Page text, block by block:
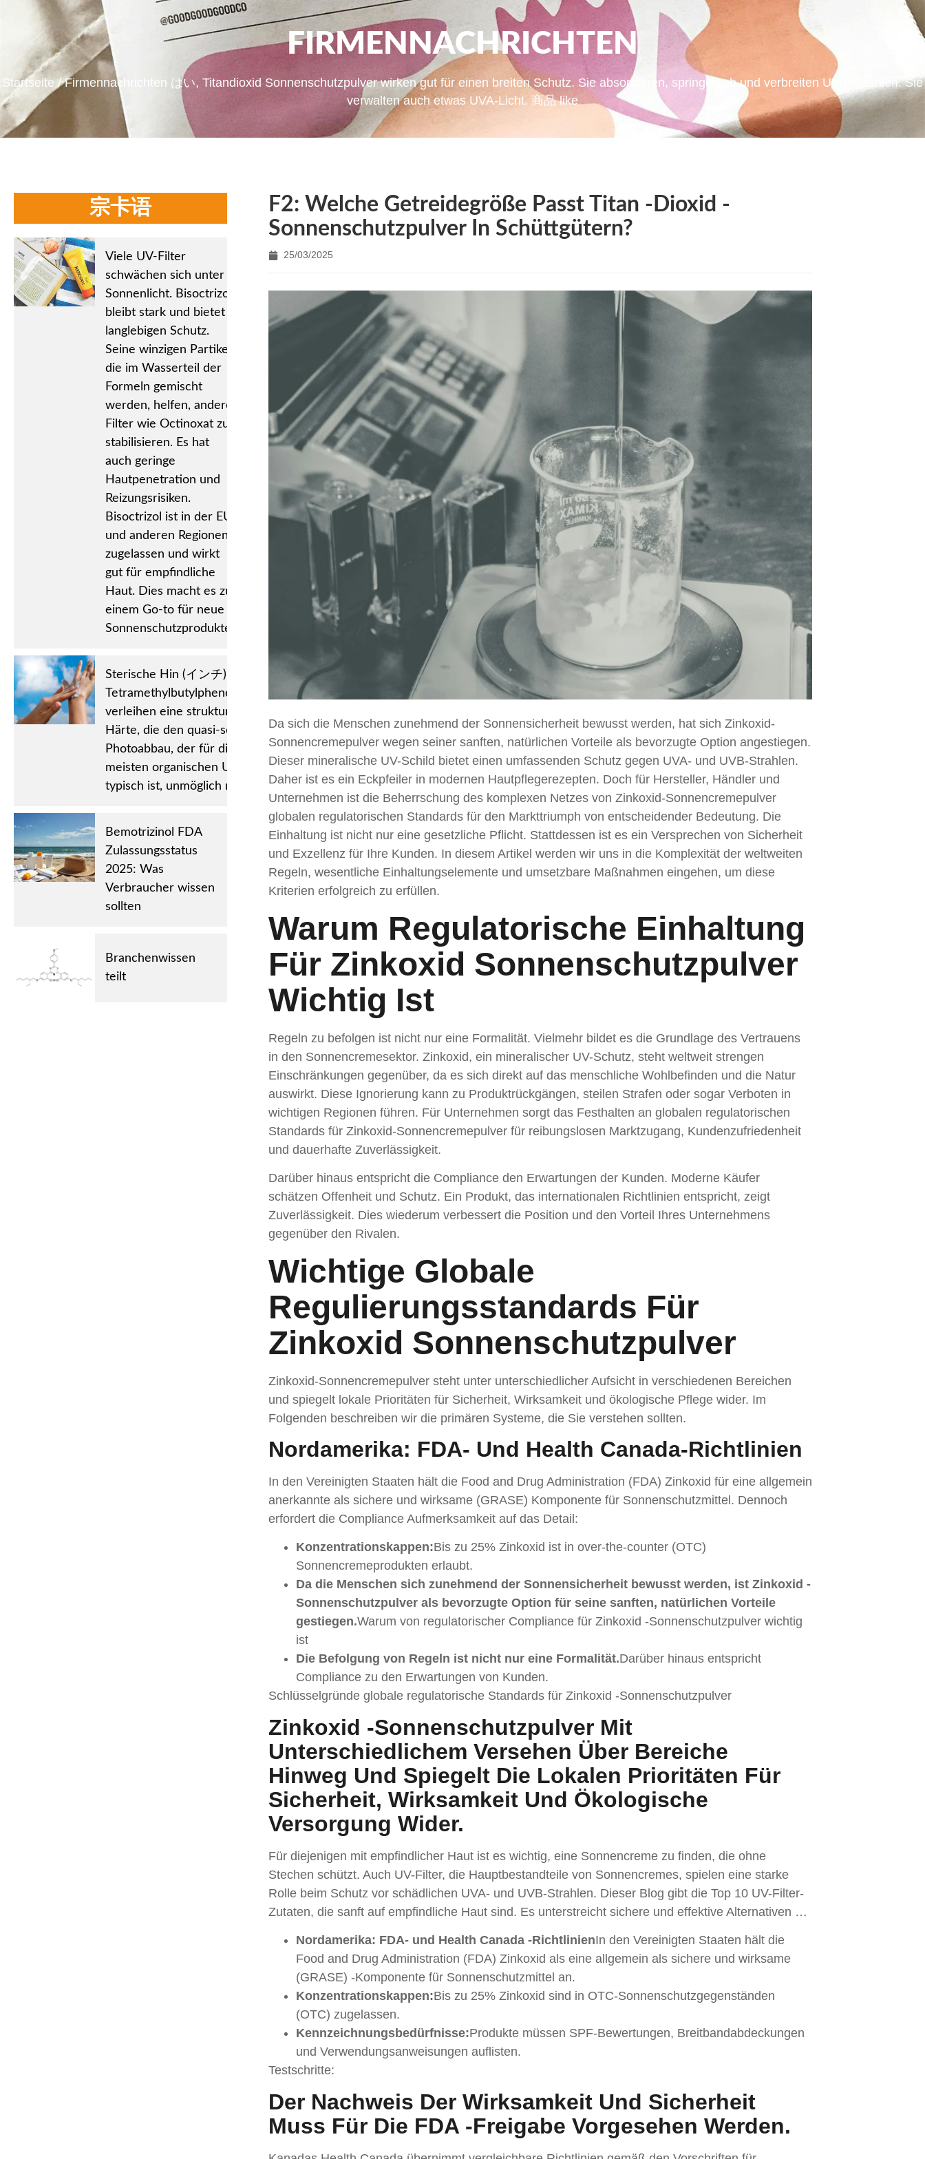
FIRMENNACHRICHTEN
Startseite/Firmennachrichten はい, Titandioxid Sonnenschutzpulver wirken gut für einen breiten Schutz. Sie absorbieren, springen ab und verbreiten UVB-Strahlen. Sie
verwalten auch etwas UVA-Licht. 商品 like
宗卡语
Viele UV-Filter
schwächen sich unter
Sonnenlicht. Bisoctrizol
bleibt stark und bietet
langlebigen Schutz.
Seine winzigen Partikel,
die im Wasserteil der
Formeln gemischt
werden, helfen, andere
Filter wie Octinoxat zu
stabilisieren. Es hat
auch geringe
Hautpenetration und
Reizungsrisiken.
Bisoctrizol ist in der EU
und anderen Regionen
zugelassen und wirkt
gut für empfindliche
Haut. Dies macht es zu
einem Go-to für neue
Sonnenschutzprodukte.
Sterische Hin (インチ) Drance:
Tetramethylbutylphenolgruppen
verleihen eine strukturelle
Härte, die den quasi-sofortigen
Photoabbau, der für die
meisten organischen UV-Filter
typisch ist, unmöglich macht.
Bemotrizinol FDA
Zulassungsstatus
2025: Was
Verbraucher wissen
sollten
Branchenwissen
teilt
F2: Welche Getreidegröße Passt Titan -Dioxid -
Sonnenschutzpulver In Schüttgütern?
25/03/2025
Da sich die Menschen zunehmend der Sonnensicherheit bewusst werden, hat sich Zinkoxid-
Sonnencremepulver wegen seiner sanften, natürlichen Vorteile als bevorzugte Option angestiegen.
Dieser mineralische UV-Schild bietet einen umfassenden Schutz gegen UVA- und UVB-Strahlen.
Daher ist es ein Eckpfeiler in modernen Hautpflegerezepten. Doch für Hersteller, Händler und
Unternehmen ist die Beherrschung des komplexen Netzes von Zinkoxid-Sonnencremepulver
globalen regulatorischen Standards für den Markttriumph von entscheidender Bedeutung. Die
Einhaltung ist nicht nur eine gesetzliche Pflicht. Stattdessen ist es ein Versprechen von Sicherheit
und Exzellenz für Ihre Kunden. In diesem Artikel werden wir uns in die Komplexität der weltweiten
Regeln, wesentliche Einhaltungselemente und umsetzbare Maßnahmen eingehen, um diese
Kriterien erfolgreich zu erfüllen.
Warum Regulatorische Einhaltung
Für Zinkoxid Sonnenschutzpulver
Wichtig Ist
Regeln zu befolgen ist nicht nur eine Formalität. Vielmehr bildet es die Grundlage des Vertrauens
in den Sonnencremesektor. Zinkoxid, ein mineralischer UV-Schutz, steht weltweit strengen
Einschränkungen gegenüber, da es sich direkt auf das menschliche Wohlbefinden und die Natur
auswirkt. Diese Ignorierung kann zu Produktrückgängen, steilen Strafen oder sogar Verboten in
wichtigen Regionen führen. Für Unternehmen sorgt das Festhalten an globalen regulatorischen
Standards für Zinkoxid-Sonnencremepulver für reibungslosen Marktzugang, Kundenzufriedenheit
und dauerhafte Zuverlässigkeit.
Darüber hinaus entspricht die Compliance den Erwartungen der Kunden. Moderne Käufer
schätzen Offenheit und Schutz. Ein Produkt, das internationalen Richtlinien entspricht, zeigt
Zuverlässigkeit. Dies wiederum verbessert die Position und den Vorteil Ihres Unternehmens
gegenüber den Rivalen.
Wichtige Globale
Regulierungsstandards Für
Zinkoxid Sonnenschutzpulver
Zinkoxid-Sonnencremepulver steht unter unterschiedlicher Aufsicht in verschiedenen Bereichen
und spiegelt lokale Prioritäten für Sicherheit, Wirksamkeit und ökologische Pflege wider. Im
Folgenden beschreiben wir die primären Systeme, die Sie verstehen sollten.
Nordamerika: FDA- Und Health Canada-Richtlinien
In den Vereinigten Staaten hält die Food and Drug Administration (FDA) Zinkoxid für eine allgemein
anerkannte als sichere und wirksame (GRASE) Komponente für Sonnenschutzmittel. Dennoch
erfordert die Compliance Aufmerksamkeit auf das Detail:
Konzentrationskappen:Bis zu 25% Zinkoxid ist in over-the-counter (OTC)
Sonnencremeprodukten erlaubt.
Da die Menschen sich zunehmend der Sonnensicherheit bewusst werden, ist Zinkoxid -
Sonnenschutzpulver als bevorzugte Option für seine sanften, natürlichen Vorteile
gestiegen.Warum von regulatorischer Compliance für Zinkoxid -Sonnenschutzpulver wichtig
ist
Die Befolgung von Regeln ist nicht nur eine Formalität.Darüber hinaus entspricht
Compliance zu den Erwartungen von Kunden.
Schlüsselgründe globale regulatorische Standards für Zinkoxid -Sonnenschutzpulver
Zinkoxid -Sonnenschutzpulver Mit
Unterschiedlichem Versehen Über Bereiche
Hinweg Und Spiegelt Die Lokalen Prioritäten Für
Sicherheit, Wirksamkeit Und Ökologische
Versorgung Wider.
Für diejenigen mit empfindlicher Haut ist es wichtig, eine Sonnencreme zu finden, die ohne
Stechen schützt. Auch UV-Filter, die Hauptbestandteile von Sonnencremes, spielen eine starke
Rolle beim Schutz vor schädlichen UVA- und UVB-Strahlen. Dieser Blog gibt die Top 10 UV-Filter-
Zutaten, die sanft auf empfindliche Haut sind. Es unterstreicht sichere und effektive Alternativen …
Nordamerika: FDA- und Health Canada -RichtlinienIn den Vereinigten Staaten hält die
Food and Drug Administration (FDA) Zinkoxid als eine allgemein als sichere und wirksame
(GRASE) -Komponente für Sonnenschutzmittel an.
Konzentrationskappen:Bis zu 25% Zinkoxid sind in OTC-Sonnenschutzgegenständen
(OTC) zugelassen.
Kennzeichnungsbedürfnisse:Produkte müssen SPF-Bewertungen, Breitbandabdeckungen
und Verwendungsanweisungen auflisten.
Testschritte:
Der Nachweis Der Wirksamkeit Und Sicherheit
Muss Für Die FDA -Freigabe Vorgesehen Werden.